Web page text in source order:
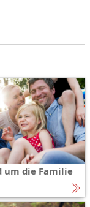
um die Familie